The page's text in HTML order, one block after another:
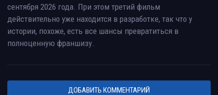
сентября 2026 года. При этом третий фильм
действительно уже находится в разработке, так что у
истории, похоже, есть все шансы превратиться в
полноценную франшизу.
ДОБАВИТЬ КОММЕНТАРИЙ